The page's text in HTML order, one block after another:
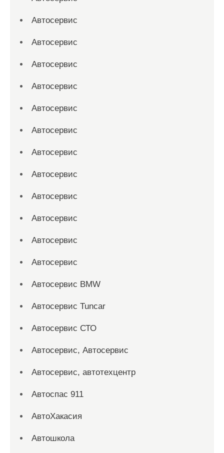
Автосервис
Автосервис
Автосервис
Автосервис
Автосервис
Автосервис
Автосервис
Автосервис
Автосервис
Автосервис
Автосервис
Автосервис
Автосервис BMW
Автосервис Tuncar
Автосервис СТО
Автосервис, Автосервис
Автосервис, автотехцентр
Автоспас 911
АвтоХакасия
Автошкола